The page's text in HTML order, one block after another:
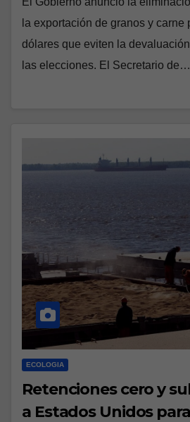
la exportación de granos y carne
dólares que eviten la
las elecciones. El Secretario de…
ECOLOGIA
Retenciones cero y
a Estados Unidos